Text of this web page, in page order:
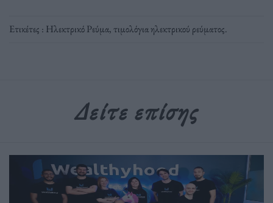
Ετικέτες : Ηλεκτρικό Ρεύμα,τιμολόγια ηλεκτρικού ρεύματος.
Δείτε επίσης